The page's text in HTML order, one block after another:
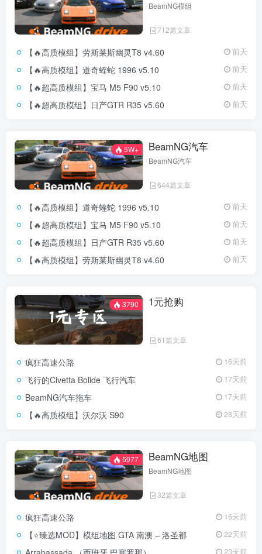
BeamNG模组
712篇文章
【🔥高质模组】劳斯莱斯幽灵T8 v4.60 前天
【🔥高质模组】道奇蝰蛇 1996 v5.10 前天
【🔥超高质模组】宝马 M5 F90 v5.10 前天
【🔥超高质模组】日产GTR R35 v5.60 前天
5W+ BeamNG汽车
BeamNG汽车
644篇文章
【🔥高质模组】道奇蝰蛇 1996 v5.10 前天
【🔥超高质模组】宝马 M5 F90 v5.10 前天
【🔥超高质模组】日产GTR R35 v5.60 前天
【🔥高质模组】劳斯莱斯幽灵T8 v4.60 前天
3790 1元抢购
61篇文章
疯狂高速公路 16天前
飞行的Civetta Bolide 飞行汽车 17天前
BeamNG汽车拖车 17天前
【🔥高质模组】沃尔沃 S90 23天前
5977 BeamNG地图
BeamNG地图
32篇文章
疯狂高速公路 16天前
【⭐臻选MOD】模组地图 GTA 南澳 – 洛圣都 22天前
23天前